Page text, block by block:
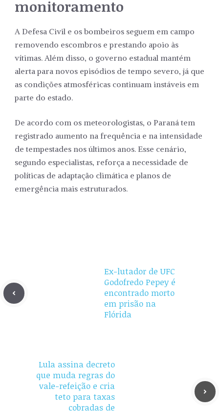
monitoramento
A Defesa Civil e os bombeiros seguem em campo
removendo escombros e prestando apoio às
vítimas. Além disso, o governo estadual mantém
alerta para novos episódios de tempo severo, já que
as condições atmosféricas continuam instáveis em
parte do estado.
De acordo com os meteorologistas, o Paraná tem
registrado aumento na frequência e na intensidade
de tempestades nos últimos anos. Esse cenário,
segundo especialistas, reforça a necessidade de
políticas de adaptação climática e planos de
emergência mais estruturados.
Ex-lutador de UFC
Godofredo Pepey é
encontrado morto
em prisão na
Flórida
Lula assina decreto
que muda regras do
vale-refeição e cria
teto para taxas
cobradas de